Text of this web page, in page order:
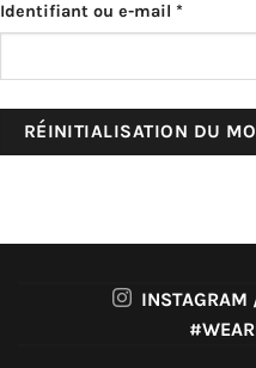
Identifiant ou e-mail *
RÉINITIALISATION DU
INSTAGRAM